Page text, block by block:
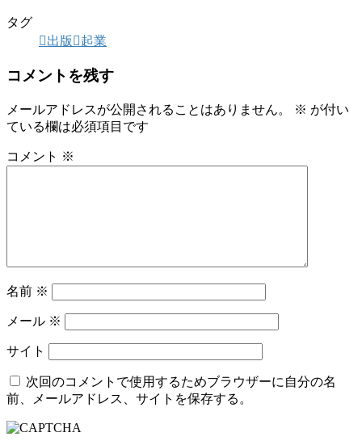
タグ
出版
起業
コメントを残す
メールアドレスが公開されることはありません。 ※ が付い
ている欄は必須項目です
コメント ※
名前 ※
メール ※
サイト
次回のコメントで使用するためブラウザーに自分の名
前、メールアドレス、サイトを保存する。